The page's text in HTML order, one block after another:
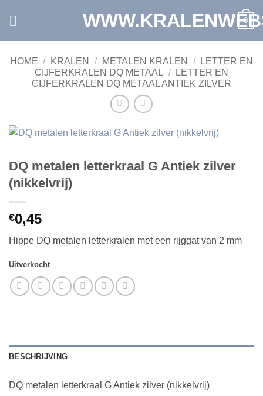
0
HOME / KRALEN / METALEN KRALEN /
LETTER EN
CIJFERKRALEN DQ METAAL /
LETTER EN
CIJFERKRALEN DQ METAAL ANTIEK ZILVER
DQ metalen letterkraal G Antiek zilver
(nikkelvrij)
€0,45
Hippe DQ metalen letterkralen met een rijggat van 2 mm
Uitverkocht
BESCHRIJVING
DQ metalen letterkraal G Antiek zilver (nikkelvrij)